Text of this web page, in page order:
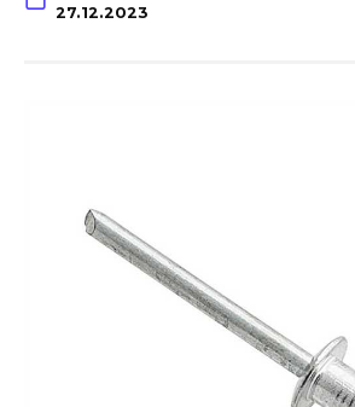
27.12.2023